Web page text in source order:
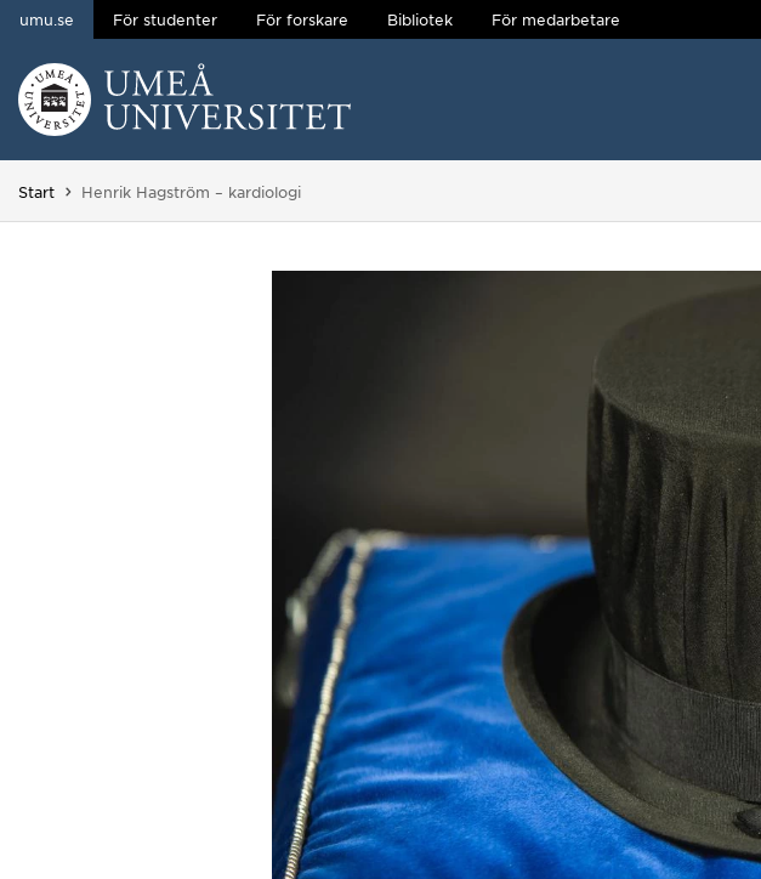
Hoppa direkt till innehållet
umu.se För studenter För forskare Bibliotek För medarbetare
Huvudmenyn dold.
Start Du är här:
Henrik Hagström – kardiologi